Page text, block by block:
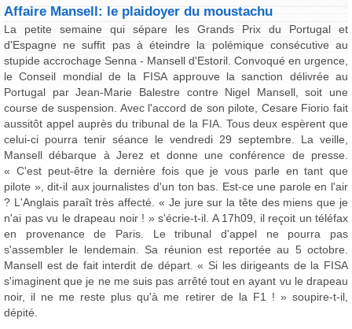
Affaire Mansell: le plaidoyer du moustachu
La petite semaine qui sépare les Grands Prix du Portugal et
d'Espagne ne suffit pas à éteindre la polémique consécutive au
stupide accrochage Senna - Mansell d'Estoril. Convoqué en urgence,
le Conseil mondial de la FISA approuve la sanction délivrée au
Portugal par Jean-Marie Balestre contre Nigel Mansell, soit une
course de suspension. Avec l'accord de son pilote, Cesare Fiorio fait
aussitôt appel auprès du tribunal de la FIA. Tous deux espèrent que
celui-ci pourra tenir séance le vendredi 29 septembre. La veille,
Mansell débarque à Jerez et donne une conférence de presse.
« C'est peut-être la dernière fois que je vous parle en tant que
pilote », dit-il aux journalistes d'un ton bas. Est-ce une parole en l'air
? L'Anglais paraît très affecté. « Je jure sur la tête des miens que je
n'ai pas vu le drapeau noir ! » s'écrie-t-il. A 17h09, il reçoit un téléfax
en provenance de Paris. Le tribunal d'appel ne pourra pas
s'assembler le lendemain. Sa réunion est reportée au 5 octobre.
Mansell est de fait interdit de départ. « Si les dirigeants de la FISA
s'imaginent que je ne me suis pas arrêté tout en ayant vu le drapeau
noir, il ne me reste plus qu'à me retirer de la F1 ! » soupire-t-il,
dépité.